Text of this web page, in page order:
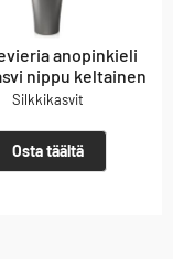
anopinkieli
nippu keltainen
Silkkikasvit
Osta täältä